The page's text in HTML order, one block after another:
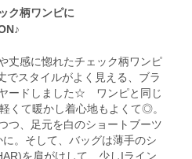
ク柄ワンピに
丈感に惚れたチェック柄ワンピ
でスタイルがよく見える、ブラ
ードしました☆ ワンピと同じ
くて暖かし着心地もよくて◎。
つ、足元を白のショートブーツ
。そして、バッグは薄手のシ
を肩がけして、少しIライン